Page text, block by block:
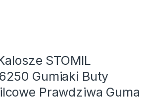
STOMIL
Gumiaki Buty
Prawdziwa Guma